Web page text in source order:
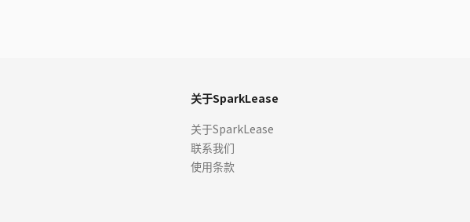
关于SparkLease
关于SparkLease
联系我们
使用条款